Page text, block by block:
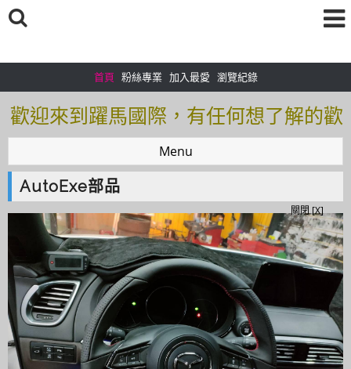
首頁 粉絲專業 加入最愛 瀏覽紀錄
歡迎來到躍馬國際，有任何想了解的歡
迎加入＠官方帳號：＠tof5459i 聯繫電
話0925166083
歡迎來到躍馬國際，有任何想了解的歡
迎加入＠官方帳號：＠tof5459i 聯繫電
話0925166083
Menu
AutoExe部品
關閉 [X]